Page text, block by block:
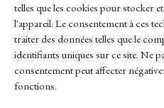
telles que les cookies pour stocker
l'appareil. Le consentement à ces
traiter des données telles que le
identifiants uniques sur ce site. Ne
consentement peut affecter
fonctions.
Links
Contact
Sitemap